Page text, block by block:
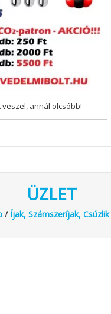
annál olcsóbb!
ÜZLET
/ Íjak, Számszeríjak, Csúzlik